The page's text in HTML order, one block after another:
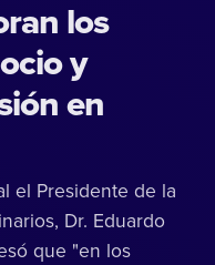
los
y
en
el Presidente de la
Dr. Eduardo
que "en los